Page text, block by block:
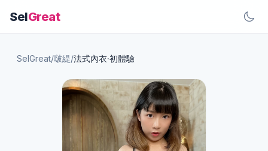
SelGreat
SelGreat/啵緹/法式內衣·初體驗